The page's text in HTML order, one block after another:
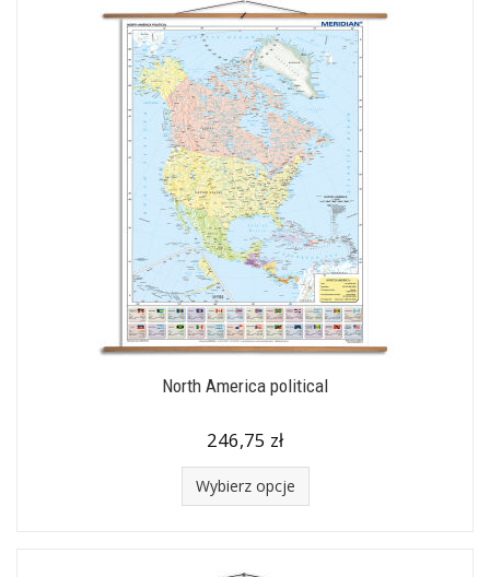
North America political
246,75 zł
Wybierz opcje